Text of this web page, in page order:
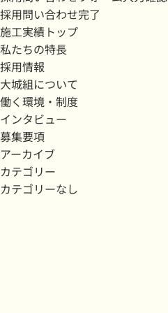
採用問い合わせ完了
施工実績トップ
私たちの特長
採用情報
大城組について
働く環境・制度
インタビュー
募集要項
アーカイブ
カテゴリー
カテゴリーなし